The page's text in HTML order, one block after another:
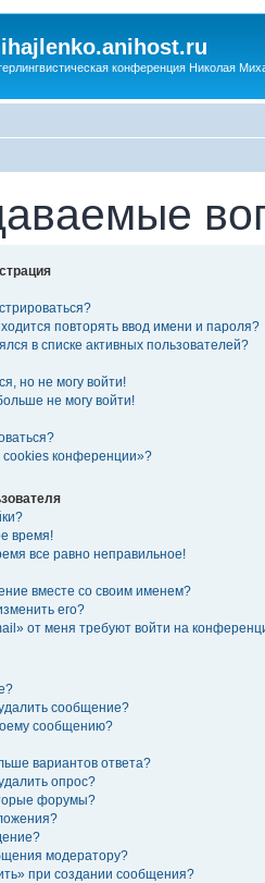
конференция Николая
повторять ввод имени и пароля?
в списке активных пользователей?
но не могу войти!
не могу войти!
cookies конференции»?
время!
все равно неправильное!
вместе со своим именем?
его?
от меня требуют войти на
сообщение?
сообщению?
вариантов ответа?
опрос?
форумы?
модератору?
при создании сообщения?